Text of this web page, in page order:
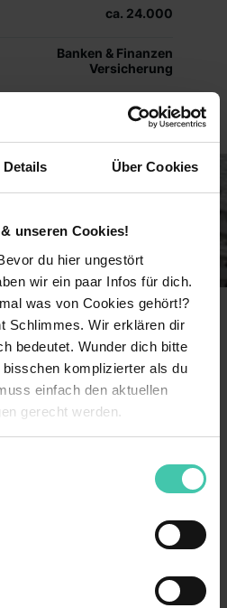
Details Über Cookies
unseren Cookies!
du hier ungestört
wir ein paar Infos für dich.
was von Cookies gehört!?
Schlimmes. Wir erklären dir
bedeutet. Wunder dich bitte
komplizierter als du
einfach den aktuellen
gerecht werden.
Einstellungen zu
um
ca. 24.000
Banken & Finanzen
Versicherung
verschiedenen Bereichen
tiefe Einblicke in
täglichen Aufgaben
methodischen
Talente jedes Einzelnen zu
können wir